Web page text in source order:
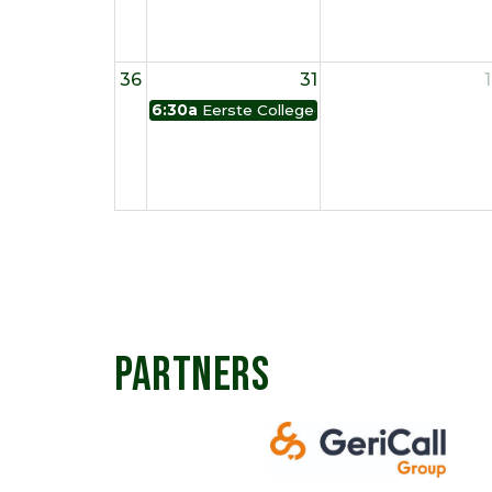
36 31 1
6:30a Eerste Collegedag
PARTNERS